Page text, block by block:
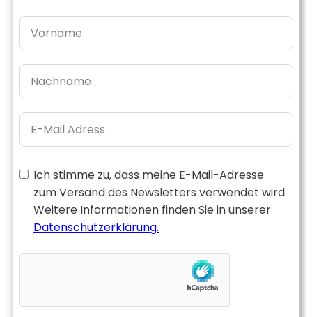
Ich stimme zu, dass meine E-Mail-Adresse
zum Versand des Newsletters verwendet wird.
Weitere Informationen finden Sie in unserer
Datenschutzerklärung.